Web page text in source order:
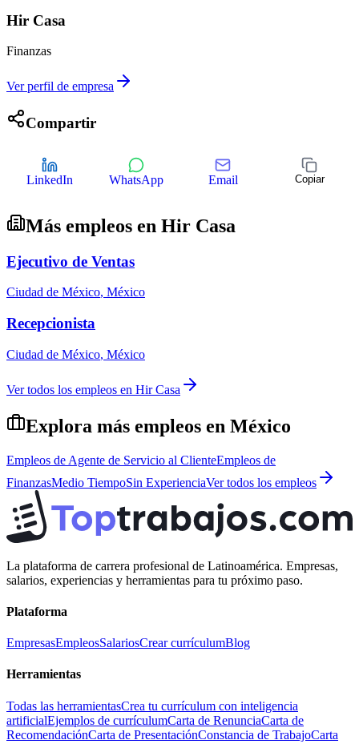
Hir Casa
Finanzas
Ver perfil de empresa
Compartir
LinkedIn WhatsApp Email Copiar
Más empleos en Hir Casa
Ejecutivo de Ventas
Ciudad de México, México
Recepcionista
Ciudad de México, México
Ver todos los empleos en Hir Casa
Explora más empleos en México
Empleos de Agente de Servicio al ClienteEmpleos de
FinanzasMedio TiempoSin ExperienciaVer todos los empleos
La plataforma de carrera profesional de Latinoamérica. Empresas,
salarios, experiencias y herramientas para tu próximo paso.
Plataforma
EmpresasEmpleosSalariosCrear currículumBlog
Herramientas
Todas las herramientasCrea tu currículum con inteligencia
artificialEjemplos de currículumCarta de RenunciaCarta de
RecomendaciónCarta de PresentaciónConstancia de TrabajoCarta